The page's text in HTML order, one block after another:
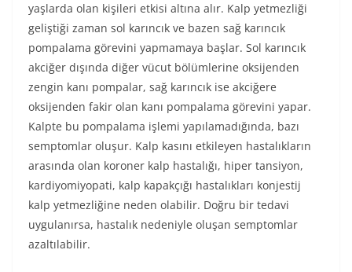
yaşlarda olan kişileri etkisi altına alır. Kalp yetmezliği
geliştiği zaman sol karıncık ve bazen sağ karıncık
pompalama görevini yapmamaya başlar. Sol karıncık
akciğer dışında diğer vücut bölümlerine oksijenden
zengin kanı pompalar, sağ karıncık ise akciğere
oksijenden fakir olan kanı pompalama görevini yapar.
Kalpte bu pompalama işlemi yapılamadığında, bazı
semptomlar oluşur. Kalp kasını etkileyen hastalıkların
arasında olan koroner kalp hastalığı, hiper tansiyon,
kardiyomiyopati, kalp kapakçığı hastalıkları konjestij
kalp yetmezliğine neden olabilir. Doğru bir tedavi
uygulanırsa, hastalık nedeniyle oluşan semptomlar
azaltılabilir.